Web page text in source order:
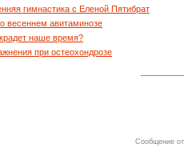
гимнастика с Еленой Пятибрат
весеннем авитаминозе
наше время?
при остеохондрозе
Сообщение